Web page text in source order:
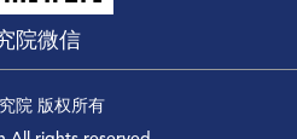
院微信
院 版权所有